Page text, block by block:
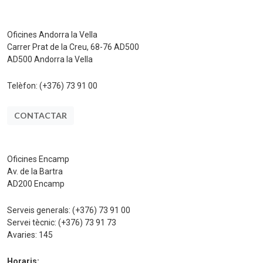
Oficines Andorra la Vella
Carrer Prat de la Creu, 68-76 AD500
AD500 Andorra la Vella
Telèfon: (+376) 73 91 00
CONTACTAR
Oficines Encamp
Av. de la Bartra
AD200 Encamp
Serveis generals: (+376) 73 91 00
Servei tècnic: (+376) 73 91 73
Avaries: 145
Horaris: